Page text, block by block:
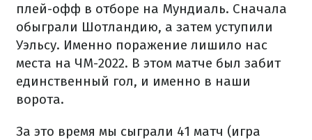
плей-офф в отборе на Мундиаль. Сначала
обыграли Шотландию, а затем уступили
Уэльсу. Именно поражение лишило нас
места на ЧМ-2022. В этом матче был забит
единственный гол, и именно в наши
ворота.
За это время мы сыграли 41 матч (игра